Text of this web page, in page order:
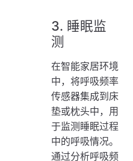
3. 睡眠监
测
在智能家居环境
中，将呼吸频率
传感器集成到床
垫或枕头中，用
于监测睡眠过程
中的呼吸情况。
通过分析呼吸频